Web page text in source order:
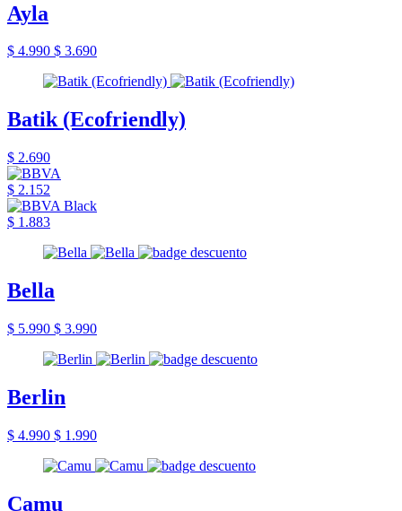
Ayla
$ 4.990 $ 3.690
Batik (Ecofriendly)
$ 2.690
$ 2.152
$ 1.883
Bella
$ 5.990 $ 3.990
Berlin
$ 4.990 $ 1.990
Camu